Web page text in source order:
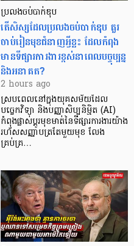
ប្រលងចប់បាក់ឌុប
តើសិស្សដែលប្រលងចប់បាក់ឌុប គួរ
ចាប់រៀនមុខជំនាញអ្វីខ្លះ ដែលកំពុង
មានទីផ្សារការងារខ្ពស់នាពេលបច្ចុប្បន្ន
និងអនាគត?
2 hours ago
ស្របពេលនៅក្នុងយុគសម័យដែល
បច្ចេកវិទ្យា និងបញ្ញាសិប្បនិម្មិត (AI)
កំពុងផ្លាស់ប្តូរមុខមាត់នៃទីផ្សារការងារយ៉ាង
រហ័សសញ្ញាបត្រតែមួយមុខ លែង
គ្រប់គ្រ…